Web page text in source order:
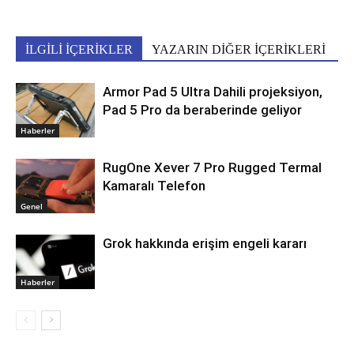
İLGİLİ İÇERİKLER YAZARIN DİĞER İÇERİKLERİ
Haberler
Armor Pad 5 Ultra Dahili projeksiyon,
Pad 5 Pro da beraberinde geliyor
Genel
RugOne Xever 7 Pro Rugged Termal
Kamaralı Telefon
Haberler
Grok hakkında erişim engeli kararı